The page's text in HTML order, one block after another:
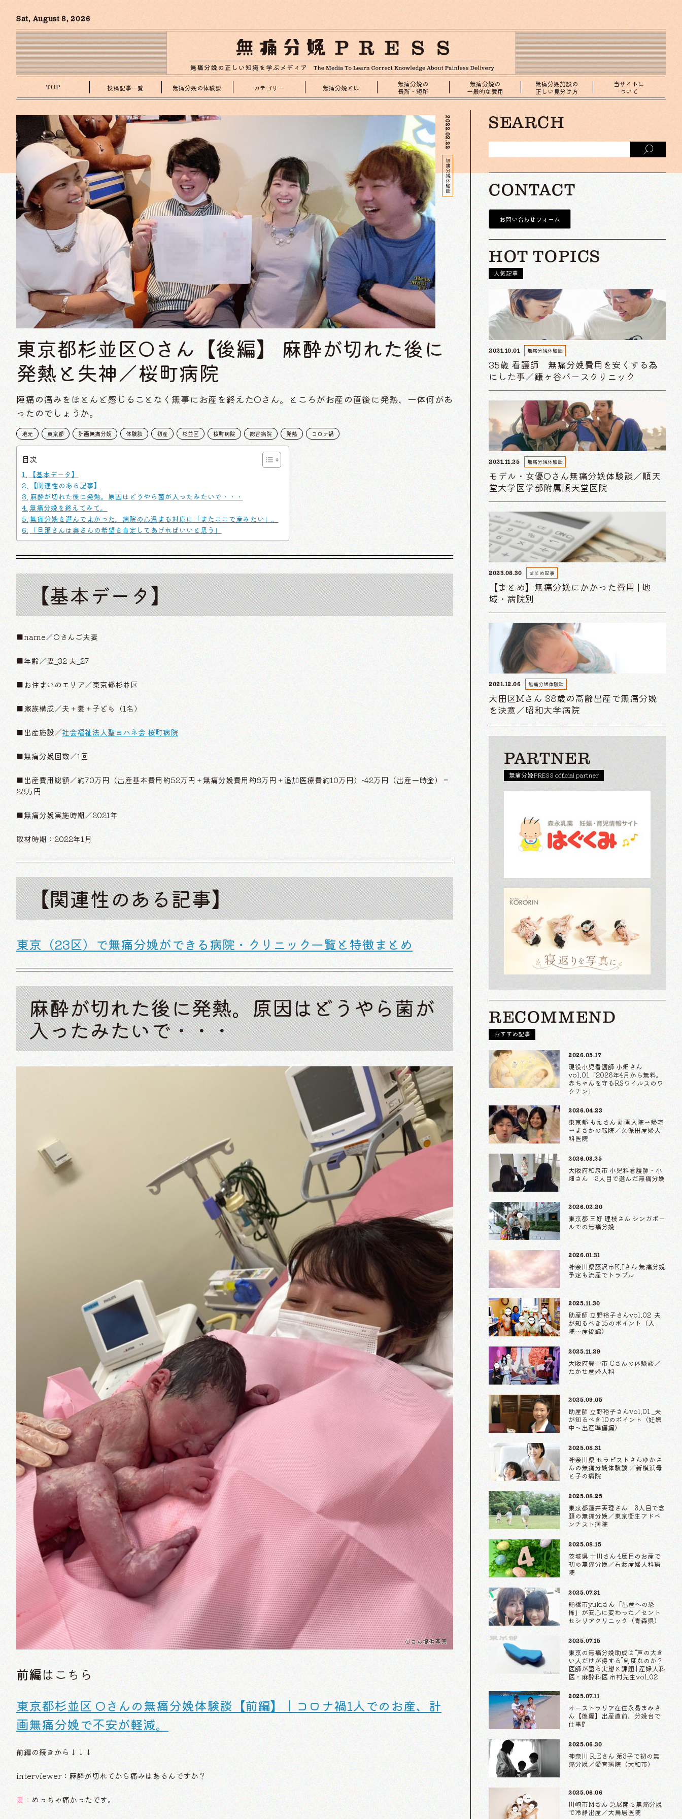
Sat, August 8, 2026
TOP 投稿記事一覧 無痛分娩の体験談 カテゴリー 無痛分娩とは
無痛分娩の
長所・短所
無痛分娩の
一般的な費用
無痛分娩施設の
正しい見分け方
当サイトに
ついて
2022.02.22
無痛分娩体験談
東京都杉並区Oさん【後編】 麻酔が切れた後に
発熱と失神／桜町病院
陣痛の痛みをほとんど感じることなく無事にお産を終えたOさん。ところがお産の直後に発熱、一体何があ
ったのでしょうか。
地元 東京都 計画無痛分娩 体験談 初産 杉並区 桜町病院 総合病院 発熱 コロナ禍
目次
【基本データ】
【関連性のある記事】
麻酔が切れた後に発熱。原因はどうやら菌が入ったみたいで・・・
無痛分娩を終えてみて。
無痛分娩を選んでよかった。病院の心温まる対応に「またここで産みたい」。
「旦那さんは奥さんの希望を肯定してあげればいいと思う」
【基本データ】
■name／Oさんご夫妻
■年齢／妻_32 夫_27
■お住まいのエリア／東京都杉並区
■家族構成／夫＋妻＋子ども（1名）
■出産施設／社会福祉法人聖ヨハネ会 桜町病院
■無痛分娩回数／1回
■出産費用総額／約70万円（出産基本費用約52万円＋無痛分娩費用約8万円＋追加医療費約10万円）-42万円（出産一時金）＝
28万円
■無痛分娩実施時期／2021年
取材時期：2022年1月
【関連性のある記事】
東京（23区）で無痛分娩ができる病院・クリニック一覧と特徴まとめ
麻酔が切れた後に発熱。原因はどうやら菌が
入ったみたいで・・・
Oさん提供写真
前編はこちら
東京都杉並区 Oさんの無痛分娩体験談【前編】｜コロナ禍1人でのお産、計
画無痛分娩で不安が軽減。
前編の続きから↓↓↓
interviewer：麻酔が切れてから痛みはあるんですか？
妻： めっちゃ痛かったです。
SEARCH
CONTACT
お問い合わせフォーム
HOT TOPICS
人気記事
2021.10.01 無痛分娩体験談
35歳 看護師 無痛分娩費用を安くする為
にした事／鎌ヶ谷バースクリニック
2021.11.25 無痛分娩体験談
モデル・女優Oさん無痛分娩体験談／順天
堂大学医学部附属順天堂医院
2023.08.30 まとめ記事
【まとめ】無痛分娩にかかった費用 | 地
域・病院別
2021.12.06 無痛分娩体験談
大田区Mさん 38歳の高齢出産で無痛分娩
を決意／昭和大学病院
PARTNER
無痛分娩PRESS official partner
RECOMMEND
おすすめ記事
2026.05.17
現役小児看護師 小畑さん
vol.01「2026年4月から無料。
赤ちゃんを守るRSウイルスのワ
クチン」
2026.04.23
東京都 もえさん 計画入院→帰宅
→まさかの転院／久保田産婦人
科医院
2026.03.25
大阪府和泉市 小児科看護師・小
畑さん 3人目で選んだ無痛分娩
2026.02.20
東京都 三好 理枝さん シンガポー
ルでの無痛分娩
2026.01.31
神奈川県藤沢市K.Iさん 無痛分娩
予定も流産でトラブル
2025.11.30
助産師 立野裕子さんvol.02 夫
が知るべき15のポイント（入
院〜産後編）
2025.11.29
大阪府豊中市 Cさんの体験談／
たかせ産婦人科
2025.09.05
助産師 立野裕子さんvol.01 _夫
が知るべき10のポイント（妊娠
中〜出産準備編）
2025.08.31
神奈川県 セラピストさんゆかさ
んの無痛分娩体験談 ／新横浜母
と子の病院
2025.08.25
東京都蓮井英理さん 3人目で念
願の無痛分娩／東京衛生アドベ
ンチスト病院
2025.08.15
茨城県 十川さん 4度目のお産で
初の無痛分娩／石渡産婦人科病
院
2025.07.31
船橋市yukiさん「出産への恐
怖」が安心に変わった／セント
セシリアクリニック（青森県）
2025.07.15
東京の無痛分娩助成は“声の大き
い人だけが得する”制度なのか？
医師が語る実態と課題 | 産婦人科
医・麻酔科医 市村先生vol.02
2025.07.11
オーストラリア在住永易まみさ
ん【後編】出産直前、分娩台で
仕事⁉
2025.06.30
神奈川 R.Eさん 第3子で初の無
痛分娩／愛育病院（大和市）
2025.06.06
川崎市Mさん 急展開も無痛分娩
で冷静出産／大鳥居医院